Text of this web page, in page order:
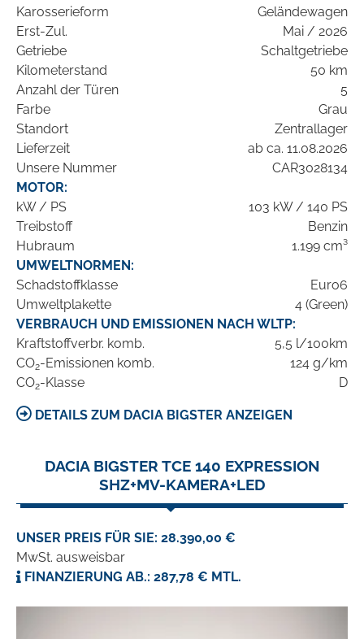
Karosserieform
Geländewagen
Erst-Zul.
Mai / 2026
Getriebe
Schaltgetriebe
Kilometerstand
50 km
Anzahl der Türen
5
Farbe
Grau
Standort
Zentrallager
Lieferzeit
ab ca. 11.08.2026
Unsere Nummer
CAR3028134
MOTOR:
kW / PS
103 kW / 140 PS
Treibstoff
Benzin
Hubraum
1.199 cm³
UMWELTNORMEN:
Schadstoffklasse
Euro6
Umweltplakette
4 (Green)
VERBRAUCH UND EMISSIONEN NACH WLTP:
Kraftstoffverbr. komb.
5,5 l/100km
CO2-Emissionen komb.
124 g/km
CO2-Klasse D
DETAILS ZUM DACIA BIGSTER ANZEIGEN
DACIA BIGSTER TCE 140 EXPRESSION
SHZ+MV-KAMERA+LED
UNSER PREIS FÜR SIE: 28.390,00 €
MwSt. ausweisbar
FINANZIERUNG AB.: 287,78 € MTL.